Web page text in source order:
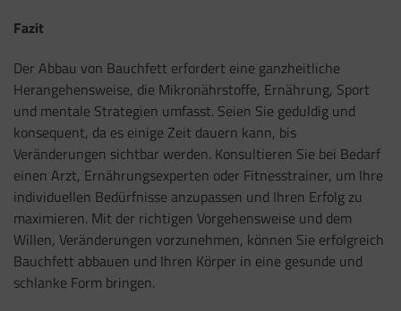
Fazit
Der Abbau von Bauchfett erfordert eine ganzheitliche
Herangehensweise, die Mikronährstoffe, Ernährung, Sport
und mentale Strategien umfasst. Seien Sie geduldig und
konsequent, da es einige Zeit dauern kann, bis
Veränderungen sichtbar werden. Konsultieren Sie bei Bedarf
einen Arzt, Ernährungsexperten oder Fitnesstrainer, um Ihre
individuellen Bedürfnisse anzupassen und Ihren Erfolg zu
maximieren. Mit der richtigen Vorgehensweise und dem
Willen, Veränderungen vorzunehmen, können Sie erfolgreich
Bauchfett abbauen und Ihren Körper in eine gesunde und
schlanke Form bringen.